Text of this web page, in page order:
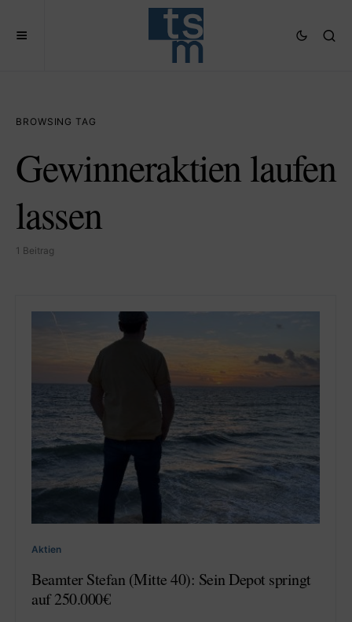
BROWSING TAG
Gewinneraktien laufen
lassen
1 Beitrag
Aktien
Beamter Stefan (Mitte 40): Sein Depot springt
auf 250.000€